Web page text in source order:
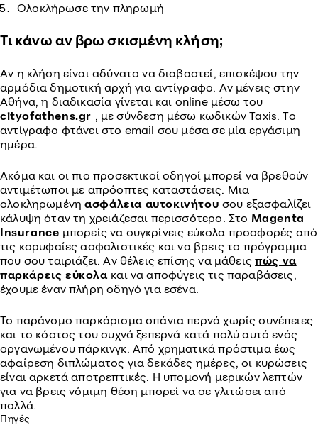
Ολοκλήρωσε την πληρωμή
Τι κάνω αν βρω σκισμένη κλήση;
Αν η κλήση είναι αδύνατο να διαβαστεί, επισκέψου την
αρμόδια δημοτική αρχή για αντίγραφο. Αν μένεις στην
Αθήνα, η διαδικασία γίνεται και online μέσω του
cityofathens.gr , με σύνδεση μέσω κωδικών Taxis. Το
αντίγραφο φτάνει στο email σου μέσα σε μία εργάσιμη
ημέρα.
Ακόμα και οι πιο προσεκτικοί οδηγοί μπορεί να βρεθούν
αντιμέτωποι με απρόοπτες καταστάσεις. Μια
ολοκληρωμένηασφάλεια αυτοκινήτου σου εξασφαλίζει
κάλυψη όταν τη χρειάζεσαι περισσότερο. Στο Magenta
Insurance μπορείς να συγκρίνεις εύκολα προσφορές από
τις κορυφαίες ασφαλιστικές και να βρεις το πρόγραμμα
που σου ταιριάζει. Αν θέλεις επίσης να μάθειςπώς να
παρκάρεις εύκολα και να αποφύγεις τις παραβάσεις,
έχουμε έναν πλήρη οδηγό για εσένα.
Το παράνομο παρκάρισμα σπάνια περνά χωρίς συνέπειες
και το κόστος του συχνά ξεπερνά κατά πολύ αυτό ενός
οργανωμένου πάρκινγκ. Από χρηματικά πρόστιμα έως
αφαίρεση διπλώματος για δεκάδες ημέρες, οι κυρώσεις
είναι αρκετά αποτρεπτικές. Η υπομονή μερικών λεπτών
για να βρεις νόμιμη θέση μπορεί να σε γλιτώσει από
πολλά.
Πηγές